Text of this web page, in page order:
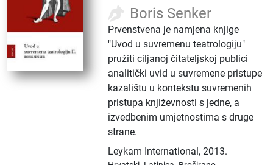
Boris Senker
Prvenstvena je namjena knjige
"Uvod u suvremenu teatrologiju"
pružiti ciljanoj čitateljskoj publici
analitički uvid u suvremene pristupe
kazalištu u kontekstu suvremenih
pristupa književnosti s jedne, a
izvedbenim umjetnostima s druge
strane.
Leykam International,2013.